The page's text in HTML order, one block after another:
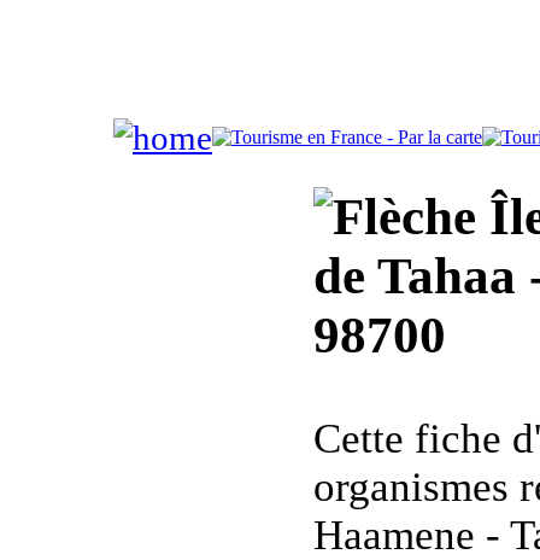
de Tahaa
98700
Cette fiche
organismes
Haamene -